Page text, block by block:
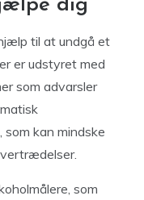
dig
til at undgå et
er udstyret med
som advarsler
kan mindske
som